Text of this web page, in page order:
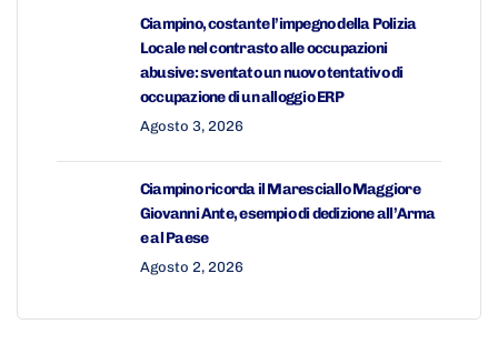
Ciampino, costante l’impegno della Polizia
Locale nel contrasto alle occupazioni
abusive: sventato un nuovo tentativo di
occupazione di un alloggio ERP
Agosto 3, 2026
Ciampino ricorda il Maresciallo Maggiore
Giovanni Ante, esempio di dedizione all’Arma
e al Paese
Agosto 2, 2026